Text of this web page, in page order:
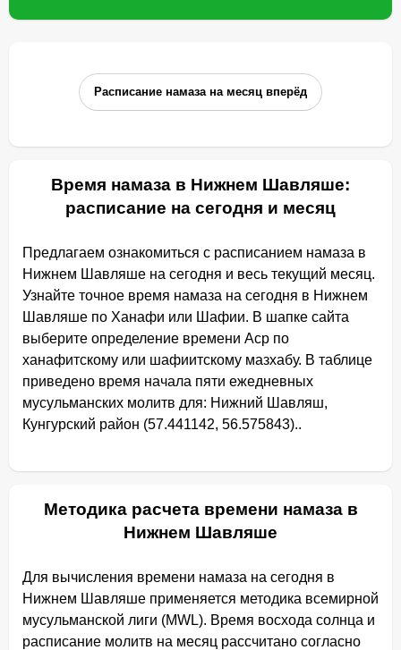
Расписание намаза на месяц вперёд
Время намаза в Нижнем Шавляше:
расписание на сегодня и месяц
Предлагаем ознакомиться с расписанием намаза в
Нижнем Шавляше на сегодня и весь текущий месяц.
Узнайте точное время намаза на сегодня в Нижнем
Шавляше по Ханафи или Шафии. В шапке сайта
выберите определение времени Аср по
ханафитскому или шафиитскому мазхабу. В таблице
приведено время начала пяти ежедневных
мусульманских молитв для: Нижний Шавляш,
Кунгурский район (57.441142, 56.575843)..
Методика расчета времени намаза в
Нижнем Шавляше
Для вычисления времени намаза на сегодня в
Нижнем Шавляше применяется методика всемирной
мусульманской лиги (MWL). Время восхода солнца и
расписание молитв на месяц рассчитано согласно